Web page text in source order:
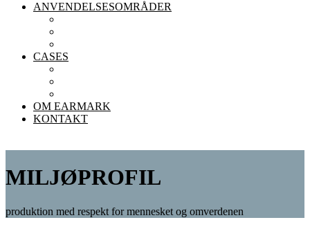
ANVENDELSESOMRÅDER
CASES
OM EARMARK
KONTAKT
MILJØPROFIL
produktion med respekt for mennesket og omverdenen